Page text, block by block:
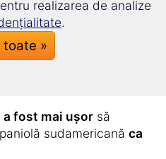
unprogres cu
cu ajutorul
Superînvățare
a fost mai ușor să
sudamericană ca
realizarea de analize
.
»